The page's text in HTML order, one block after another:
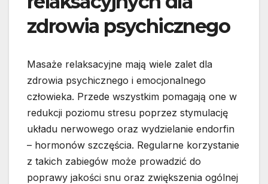
zdrowia psychicznego
Masaże relaksacyjne mają wiele zalet dla
zdrowia psychicznego i emocjonalnego
człowieka. Przede wszystkim pomagają one w
redukcji poziomu stresu poprzez stymulację
układu nerwowego oraz wydzielanie endorfin
– hormonów szczęścia. Regularne korzystanie
z takich zabiegów może prowadzić do
poprawy jakości snu oraz zwiększenia ogólnej